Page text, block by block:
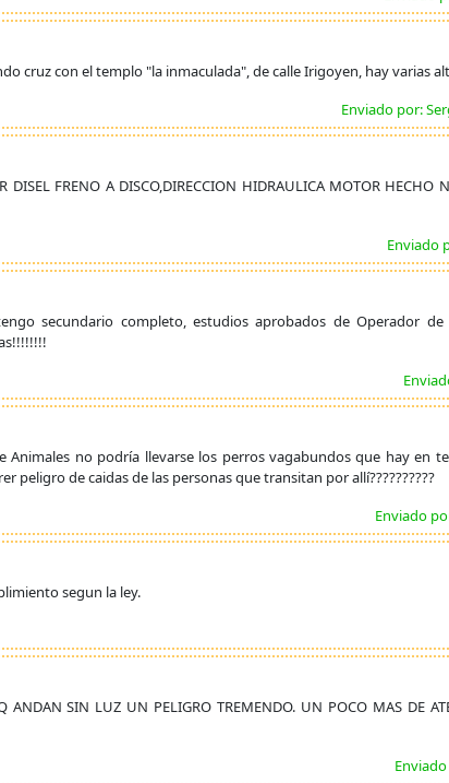
cruz con el templo "la inmaculada", de calle Irigoyen, hay varias
Enviado por:
DISEL FRENO A DISCO,DIRECCION HIDRAULICA MOTOR HECHO
Enviado
secundario completo, estudios aprobados de Operador
Animales no podría llevarse los perros vagabundos que hay en
peligro de caidas de las personas que transitan por allí??????????
Enviado
segun la ley.
ANDAN SIN LUZ UN PELIGRO TREMENDO. UN POCO MAS DE